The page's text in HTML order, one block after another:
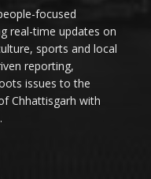
focused
real-time updates on
sports and local
reporting,
issues to the
Chhattisgarh with